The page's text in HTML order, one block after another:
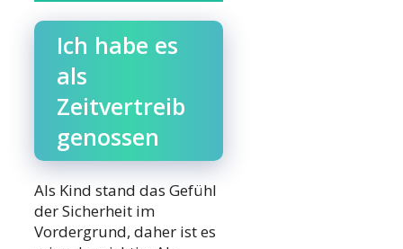
Ich habe es
als
Zeitvertreib
genossen
Als Kind stand das Gefühl
der Sicherheit im
Vordergrund, daher ist es